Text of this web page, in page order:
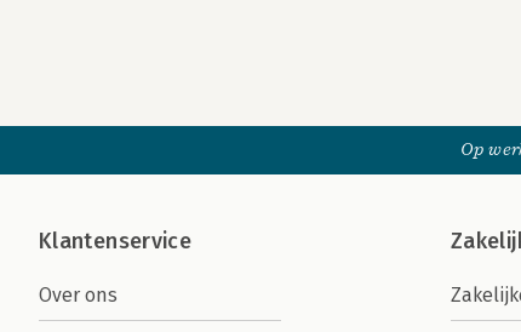
Op
Klantenservice
Over ons